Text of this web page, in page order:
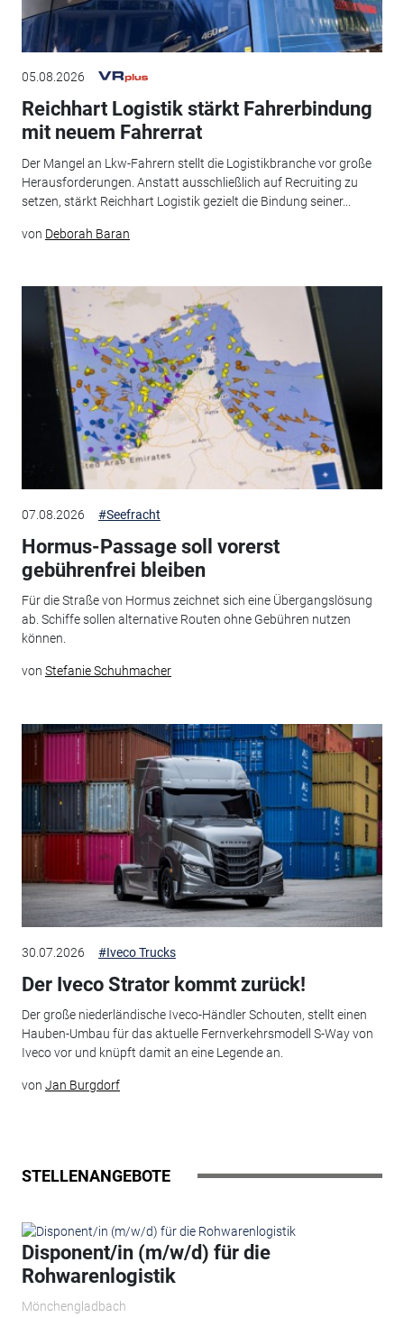
05.08.2026
Reichhart Logistik stärkt Fahrerbindung
mit neuem Fahrerrat
Der Mangel an Lkw-Fahrern stellt die Logistikbranche vor große
Herausforderungen. Anstatt ausschließlich auf Recruiting zu
setzen, stärkt Reichhart Logistik gezielt die Bindung seiner...
von Deborah Baran
07.08.2026 #Seefracht
Hormus-Passage soll vorerst
gebührenfrei bleiben
Für die Straße von Hormus zeichnet sich eine Übergangslösung
ab. Schiffe sollen alternative Routen ohne Gebühren nutzen
können.
von Stefanie Schuhmacher
30.07.2026 #Iveco Trucks
Der Iveco Strator kommt zurück!
Der große niederländische Iveco-Händler Schouten, stellt einen
Hauben-Umbau für das aktuelle Fernverkehrsmodell S-Way von
Iveco vor und knüpft damit an eine Legende an.
von Jan Burgdorf
STELLENANGEBOTE
Disponent/in (m/w/d) für die
Rohwarenlogistik
Mönchengladbach